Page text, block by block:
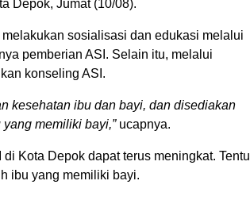
Depok, Jumat (10/08).
sosialisasi dan edukasi melalui
pemberian ASI. Selain itu, melalui
konseling ASI.
kesehatan ibu dan bayi, dan disediakan
memiliki bayi,”ucapnya.
Kota Depok dapat terus meningkat. Tentu
ibu yang memiliki bayi.